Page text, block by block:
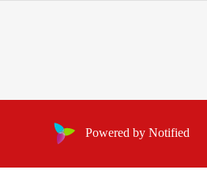
Powered by Notified